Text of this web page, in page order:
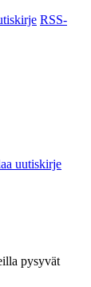
RSS-
uutiskirje
pysyvät